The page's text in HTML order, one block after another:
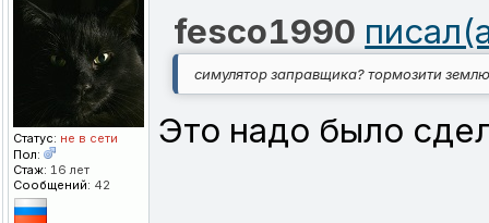
Статус: не в сети
Пол:
Стаж: 16 лет
Сообщений: 42
fesco1990
симулятор заправщика? тормозити
Это надо было